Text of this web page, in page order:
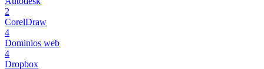
2
CorelDraw
4
Dominios web
4
Dropbox